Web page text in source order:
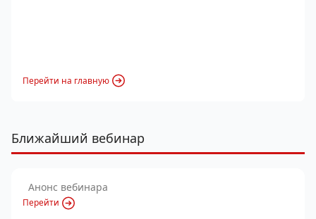
Перейти на главную
Ближайший вебинар
Анонс вебинара
Перейти